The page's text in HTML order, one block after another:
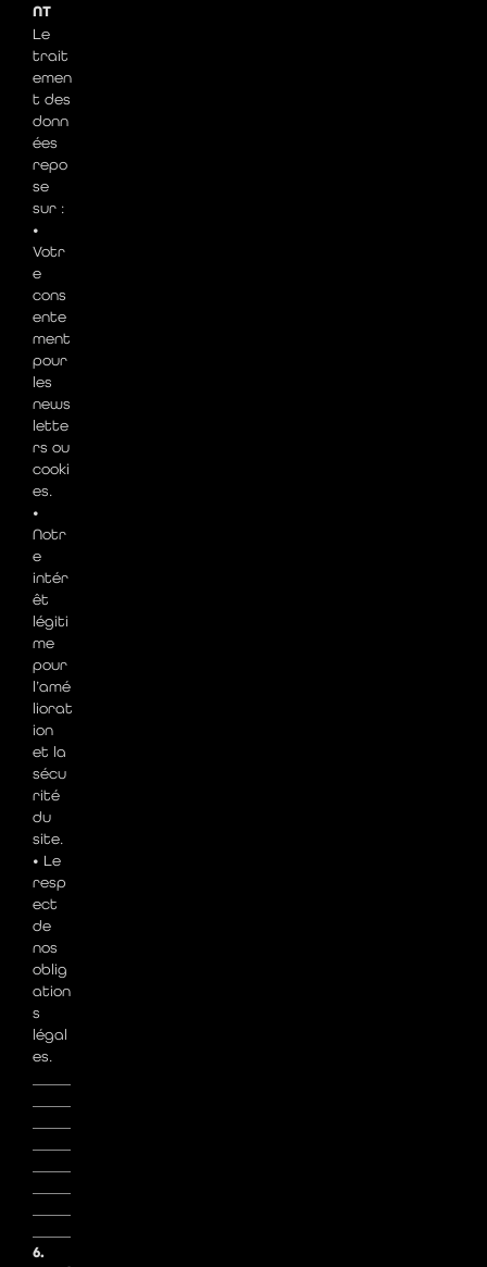
NT
Le
trait
emen
t des
donn
ées
repo
se
sur :
•
Votr
e
cons
ente
ment
pour
les
news
lette
rs ou
cooki
es.
•
Notr
e
intér
êt
légiti
me
pour
l’amé
liorat
ion
et la
sécu
rité
du
site.
• Le
resp
ect
de
nos
oblig
ation
s
légal
es.
6.